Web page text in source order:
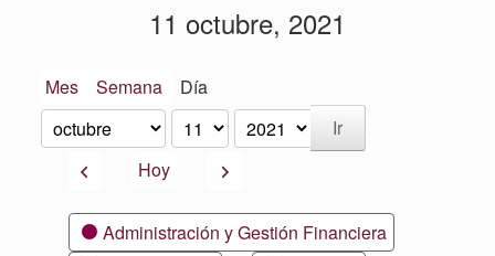
11 octubre, 2021
Mes Semana Día
Mes
Día
Año
AnteriorHoy Siguiente
CategoríasAdministración y Gestión Financiera